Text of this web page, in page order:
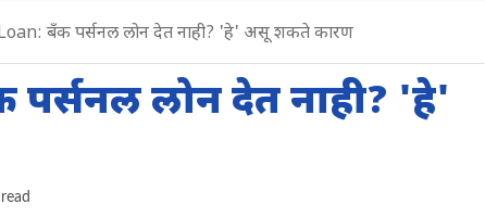
बँक पर्सनल लोन देत नाही? 'हे' असू शकते कारण
लोन देत नाही? 'हे'